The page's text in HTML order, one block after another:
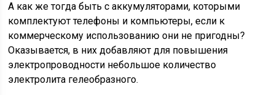
А как же тогда быть с аккумуляторами, которыми
комплектуют телефоны и компьютеры, если к
коммерческому использованию они не пригодны?
Оказывается, в них добавляют для повышения
электропроводности небольшое количество
электролита гелеобразного.